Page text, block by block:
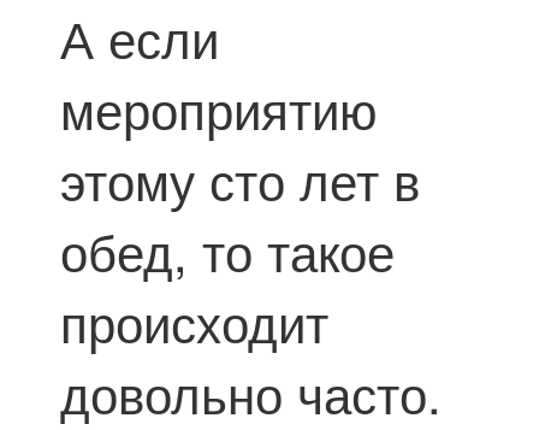
А если
мероприятию
этому сто лет в
обед, то такое
происходит
довольно часто.